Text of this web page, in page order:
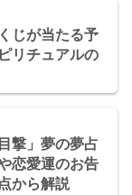
じが当たる予
リチュアルの
撃」夢の夢占
恋愛運のお告
から解説